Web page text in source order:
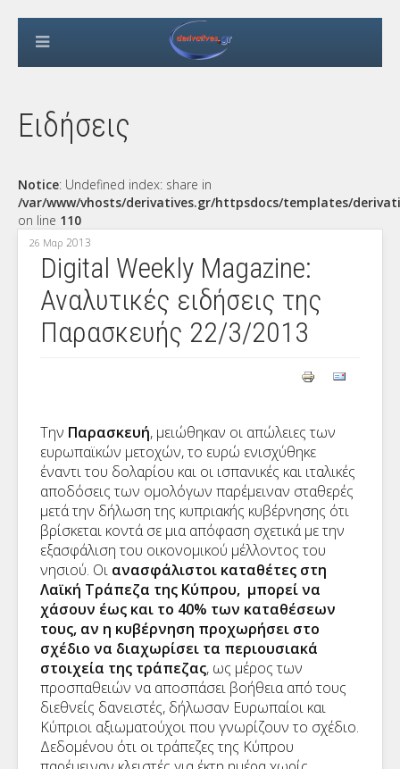
Ειδήσεις
Notice: Undefined index: share in
/var/www/vhosts/derivatives.gr/httpsdocs/templates/
on line 110
26 Μαρ 2013
Digital Weekly Magazine:
Αναλυτικές ειδήσεις της
Παρασκευής 22/3/2013
Την Παρασκευή, μειώθηκαν οι απώλειες των
ευρωπαϊκών μετοχών, το ευρώ ενισχύθηκε
έναντι του δολαρίου και οι ισπανικές και ιταλικές
αποδόσεις των ομολόγων παρέμειναν σταθερές
μετά την δήλωση της κυπριακής κυβέρνησης ότι
βρίσκεται κοντά σε μια απόφαση σχετικά με την
εξασφάλιση του οικονομικού μέλλοντος του
νησιού. Οι ανασφάλιστοι καταθέτες στη
Λαϊκή Τράπεζα της Κύπρου, μπορεί να
χάσουν έως και το 40% των καταθέσεων
τους, αν η κυβέρνηση προχωρήσει στο
σχέδιο να διαχωρίσει τα περιουσιακά
στοιχεία της τράπεζας, ως μέρος των
προσπαθειών να αποσπάσει βοήθεια από τους
διεθνείς δανειστές, δήλωσαν Ευρωπαίοι και
Κύπριοι αξιωματούχοι που γνωρίζουν το σχέδιο.
Δεδομένου ότι οι τράπεζες της Κύπρου